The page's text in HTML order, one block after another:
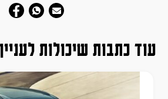
עוד כתבות שיכולות